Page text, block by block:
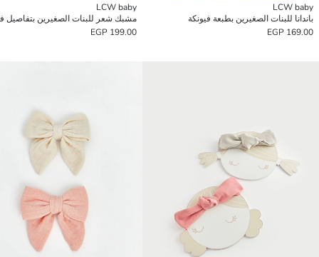
LCW baby
باندانا للبنات الصغيرين بطبعة فيونكة
169.00 EGP
LCW baby
مشبك شعر للبنات الصغيرين بتفاصيل
199.00 EGP